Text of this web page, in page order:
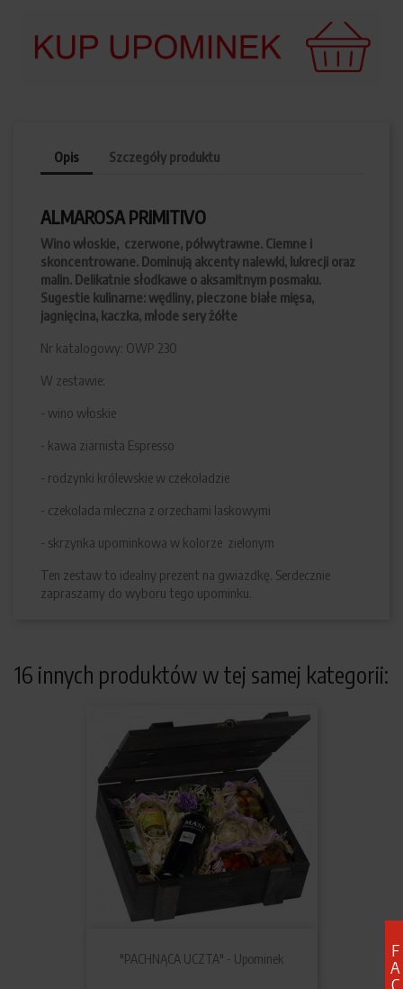
F
A
C
Opis Szczegóły produktu
ALMAROSA PRIMITIVO
Wino włoskie, czerwone, półwytrawne. Ciemne i
skoncentrowane. Dominują akcenty nalewki, lukrecji oraz
malin. Delikatnie słodkawe o aksamitnym posmaku.
Sugestie kulinarne: wędliny, pieczone białe mięsa,
jagnięcina, kaczka, młode sery żółte
Nr katalogowy: OWP 230
W zestawie:
- wino włoskie
- kawa ziarnista Espresso
- rodzynki królewskie w czekoladzie
- czekolada mleczna z orzechami laskowymi
- skrzynka upominkowa w kolorze zielonym
Ten zestaw to idealny prezent na gwiazdkę. Serdecznie
zapraszamy do wyboru tego upominku.
16 innych produktów w tej samej kategorii:
"PACHNĄCA UCZTA" - Upominek